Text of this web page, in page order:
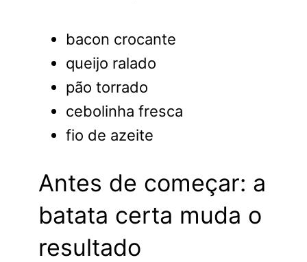
bacon crocante
queijo ralado
pão torrado
cebolinha fresca
fio de azeite
Antes de começar: a
batata certa muda o
resultado